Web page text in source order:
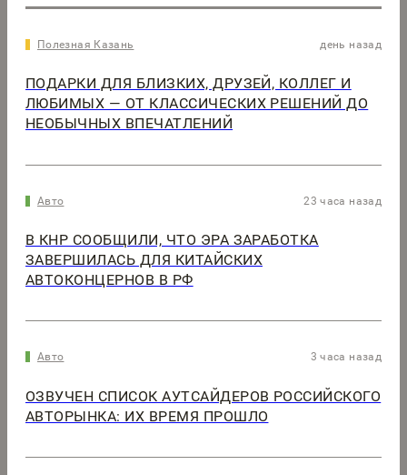
Полезная Казань день назад
ПОДАРКИ ДЛЯ БЛИЗКИХ, ДРУЗЕЙ, КОЛЛЕГ И
ЛЮБИМЫХ — ОТ КЛАССИЧЕСКИХ РЕШЕНИЙ ДО
НЕОБЫЧНЫХ ВПЕЧАТЛЕНИЙ
Авто 23 часа назад
В КНР СООБЩИЛИ, ЧТО ЭРА ЗАРАБОТКА
ЗАВЕРШИЛАСЬ ДЛЯ КИТАЙСКИХ
АВТОКОНЦЕРНОВ В РФ
Авто 3 часа назад
ОЗВУЧЕН СПИСОК АУТСАЙДЕРОВ РОССИЙСКОГО
АВТОРЫНКА: ИХ ВРЕМЯ ПРОШЛО